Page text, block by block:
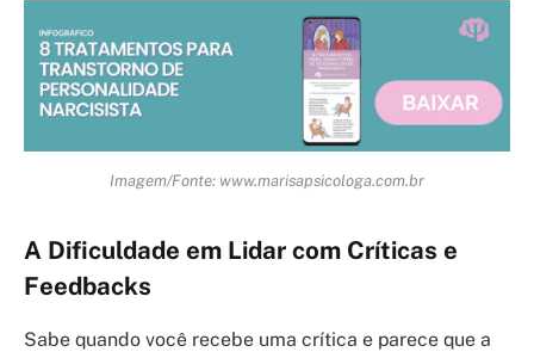
Imagem/Fonte: www.marisapsicologa.com.br
A Dificuldade em Lidar com Críticas e
Feedbacks
Sabe quando você recebe uma crítica e parece que a